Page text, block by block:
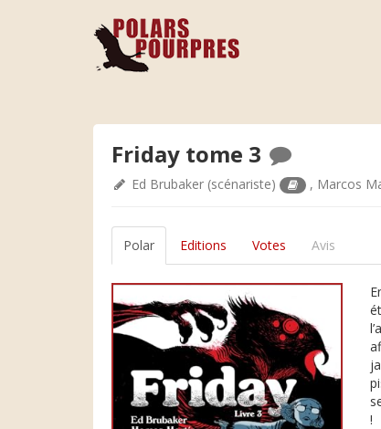
Friday tome 3
Ed Brubaker (scénariste) , Marcos
Polar Editions Votes Avis
!